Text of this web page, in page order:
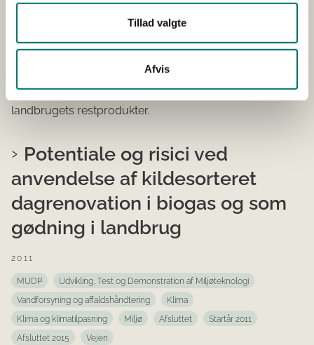
Tillad valgte
Afvis
Afsluttet 2015 Vejen
Projektet omhandler test og demonstration af hvorledes
en pumpbar biomasse, der med fordel kan anvendes
som energikilde i biogasproduktion sammen med
landbrugets restprodukter.
Potentiale og risici ved
anvendelse af kildesorteret
dagrenovation i biogas og som
gødning i landbrug
2011
MUDP
Udvikling, Test og Demonstration af Miljøteknologi
Vandforsyning og affaldshåndtering
Klima
Klima og klimatilpasning
Miljø Afsluttet
Startår 2011
Afsluttet 2015
Vejen